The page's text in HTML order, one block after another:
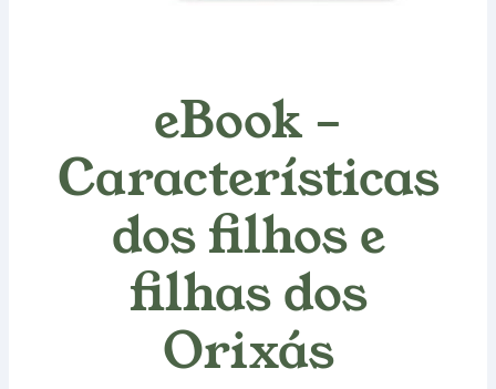
eBook –
Características
dos filhos e
filhas dos
Orixás